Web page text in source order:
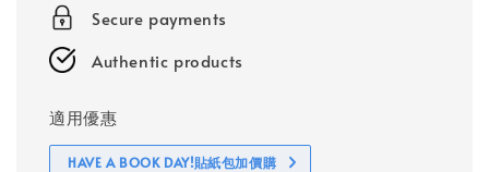
Secure payments
Authentic products
適用優惠
HAVE A BOOK DAY!貼紙包加價購